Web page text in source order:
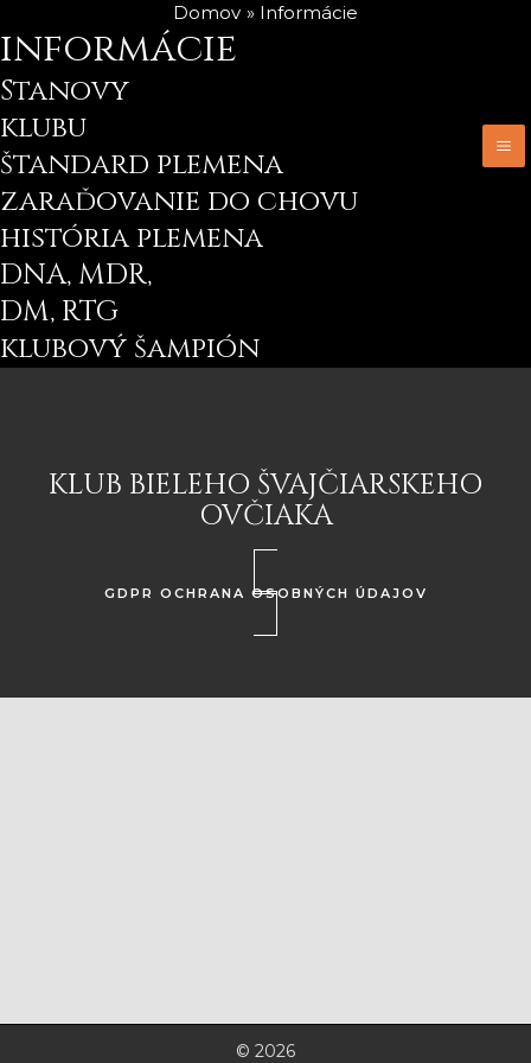
na
Domov Informácie
informácie
Stanovy
klubu
štandard plemena
zaraďovanie do chovu
história plemena
DNA, MDR,
DM, RTG
klubový šampión
KLUB BIELEHO ŠVAJČIARSKEHO
OVČIAKA
GDPR OCHRANA OSOBNÝCH ÚDAJOV
© 2026